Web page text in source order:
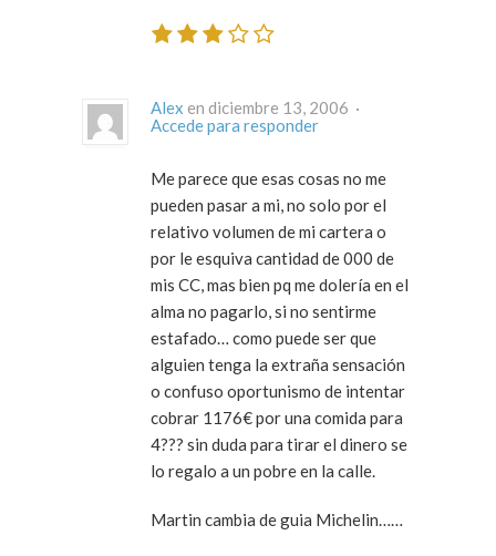
Alex
en diciembre 13, 2006 ·
Accede para responder
Me parece que esas cosas no me
pueden pasar a mi, no solo por el
relativo volumen de mi cartera o
por le esquiva cantidad de 000 de
mis CC, mas bien pq me dolería en el
alma no pagarlo, si no sentirme
estafado… como puede ser que
alguien tenga la extraña sensación
o confuso oportunismo de intentar
cobrar 1176€ por una comida para
4??? sin duda para tirar el dinero se
lo regalo a un pobre en la calle.
Martin cambia de guia Michelin……